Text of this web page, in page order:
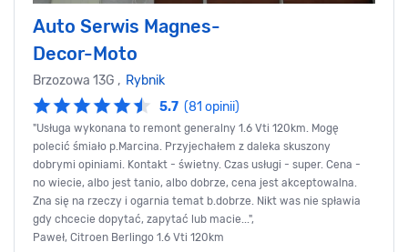
Auto Serwis Magnes-
Decor-Moto
Brzozowa 13G , Rybnik
5.7 (81 opinii)
"Usługa wykonana to remont generalny 1.6 Vti 120km. Mogę
polecić śmiało p.Marcina. Przyjechałem z daleka skuszony
dobrymi opiniami. Kontakt - świetny. Czas usługi - super. Cena -
no wiecie, albo jest tanio, albo dobrze, cena jest akceptowalna.
Zna się na rzeczy i ogarnia temat b.dobrze. Nikt was nie spławia
gdy chcecie dopytać, zapytać lub macie...",
Paweł, Citroen Berlingo 1.6 Vti 120km